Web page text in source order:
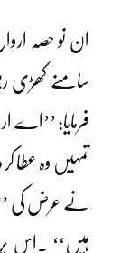
ان نو حصہ
سامنے کھڑی
فرمایا: ’’اے
تمہیں وہ عطا
نے عرض کی
ہیں‘‘ ۔اس